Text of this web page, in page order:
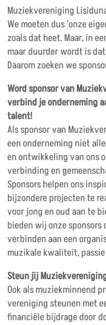
Muziekvereniging
We moeten dus 'onze
zoals dat heet. Maar, in
maar duurder wordt is
Daarom zoeken we
Word sponsor van
verbind je onderneming
talent!
Als sponsor van
een onderneming niet
en ontwikkeling van ons
verbinding en
Sponsors helpen ons
bijzondere projecten te
voor jong en oud aan te
bieden wij onze
verbinden aan een
muzikale kwaliteit,
Steun jij
Ook als muziekminnend
vereniging steunen met
financiële bijdrage door